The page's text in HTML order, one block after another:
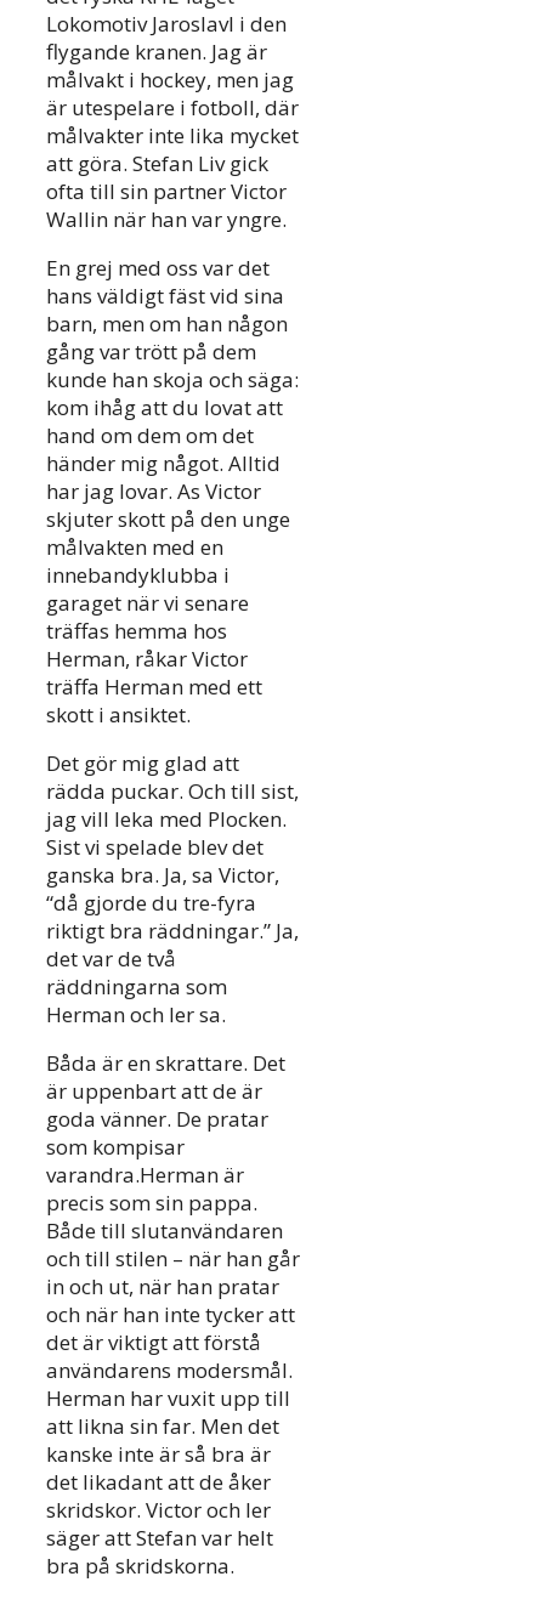
Lokomotiv Jaroslavl i den
flygande kranen. Jag är
målvakt i hockey, men jag
är utespelare i fotboll, där
målvakter inte lika mycket
att göra. Stefan Liv gick
ofta till sin partner Victor
Wallin när han var yngre.
En grej med oss var det
hans väldigt fäst vid sina
barn, men om han någon
gång var trött på dem
kunde han skoja och säga:
kom ihåg att du lovat att
hand om dem om det
händer mig något. Alltid
har jag lovar. As Victor
skjuter skott på den unge
målvakten med en
innebandyklubba i
garaget när vi senare
träffas hemma hos
Herman, råkar Victor
träffa Herman med ett
skott i ansiktet.
Det gör mig glad att
rädda puckar. Och till sist,
jag vill leka med Plocken.
Sist vi spelade blev det
ganska bra. Ja, sa Victor,
“då gjorde du tre-fyra
riktigt bra räddningar.” Ja,
det var de två
räddningarna som
Herman och ler sa.
Båda är en skrattare. Det
är uppenbart att de är
goda vänner. De pratar
som kompisar
varandra.Herman är
precis som sin pappa.
Både till slutanvändaren
och till stilen – när han går
in och ut, när han pratar
och när han inte tycker att
det är viktigt att förstå
användarens modersmål.
Herman har vuxit upp till
att likna sin far. Men det
kanske inte är så bra är
det likadant att de åker
skridskor. Victor och ler
säger att Stefan var helt
bra på skridskorna.